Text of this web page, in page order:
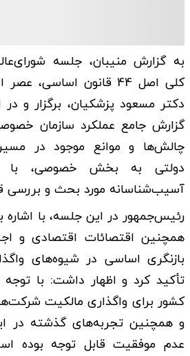
به گزارش منیبان، جلسه
کلی اصل 44 قانون
دکتر مسعود پزشکیان، برگزار و
گزارش جامع عملکرد سازمان
چالش‌ها و موانع موجود در
دولتی به بخش خصوصی، با
آسیب‌شناسانه مورد بحث و بررسی
رئیس‌جمهور در این جلسه، با
همچنین اقتصائات اقتصادی و
بازنگری اساسی در شیوه‌های
تأکید کرد و اظهار داشت: با
کشور برای واگذاری مالکیت
و همچنین تجربه‌های گذشته در
عدم موفقیت قابل توجه بوده